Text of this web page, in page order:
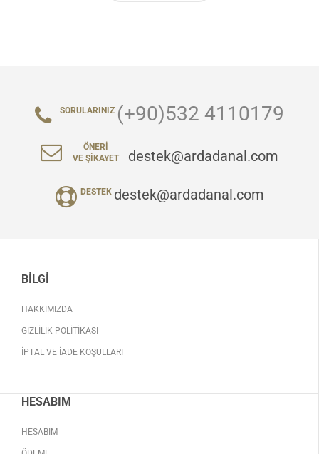
SORULARINIZ (+90)532 4110179
ÖNERI
VE ŞIKAYET
destek@ardadanal.com
DESTEK destek@ardadanal.com
BILGI
HAKKIMIZDA
GIZLILIK POLITIKASI
İPTAL VE İADE KOŞULLARI
HESABIM
HESABIM